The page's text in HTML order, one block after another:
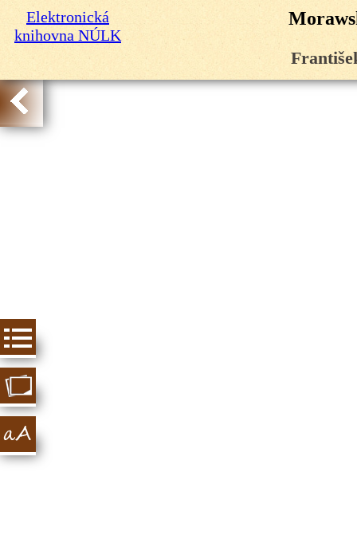
Elektronická
knihovna NÚLK